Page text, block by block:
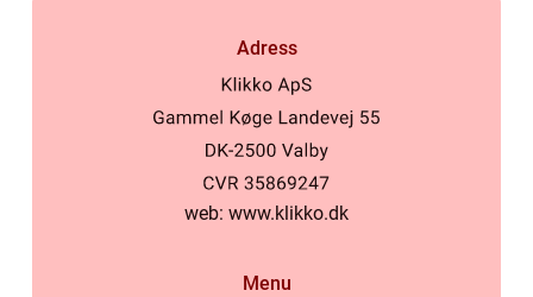
Adress
web: www.klikko.dk
Menu